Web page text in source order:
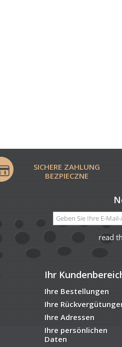
SICHERE ZAHLUNG
BEZPIECZNE
read
Ihr
Ihre Bestellungen
Ihre
Ihre Adressen
Ihre persönlichen
Daten